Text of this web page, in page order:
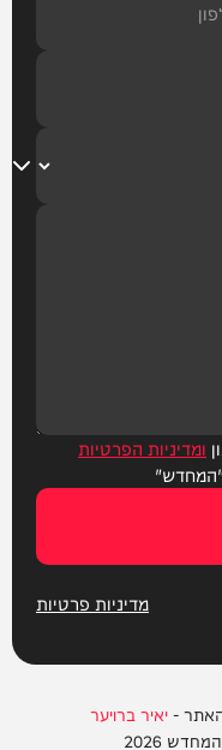
ומדיניות הפרטיות
"המחדש"
מדיניות פרטיות
האתר -יאיר ברויער
2026